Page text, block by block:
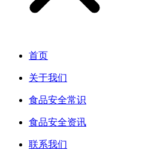
首页
关于我们
食品安全常识
食品安全资讯
联系我们